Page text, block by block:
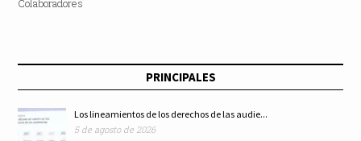
Colaboradores
PRINCIPALES
Los lineamientos de los derechos de las audie...
5 de agosto de 2026